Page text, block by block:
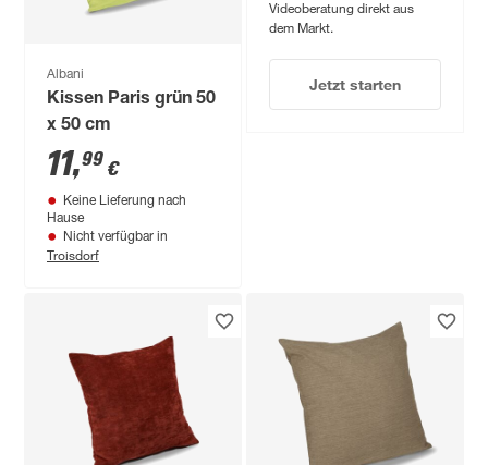
Albani
Kissen Paris grün 50
x 50 cm
11,99 €
Keine Lieferung nach
Hause
Nicht verfügbar in
Troisdorf
Videoberatung direkt aus
dem Markt.
Jetzt starten